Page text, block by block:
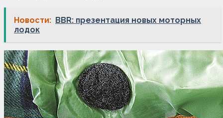
Новости: BBR: презентация новых моторных
лодок